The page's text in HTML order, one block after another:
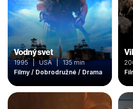
Vodný svet
1995 | USA | 135 min
Filmy / Dobrodružné / Drama